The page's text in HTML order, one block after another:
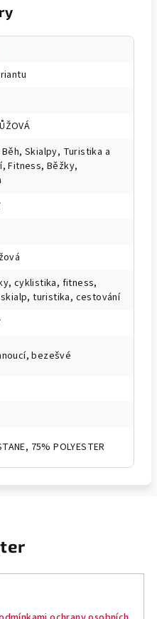
Skialpy, Turistika a
Fitness, Běžky,
cyklistika, fitness,
turistika, cestování
bezešvé
75% POLYESTER